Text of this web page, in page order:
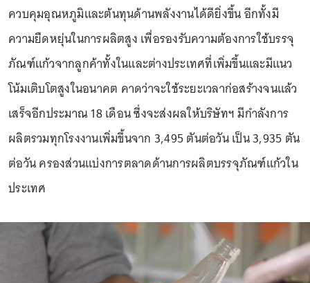
ควบคุมอุณหภูมิและต้นทุนด้านพลังงานได้ดียิ่งขึ้น อีกทั้งมี
ความยืดหยุ่นในการผลิตสูง เพื่อรองรับความต้องการใช้บรรจุ
ภัณฑ์แก้วจากลูกค้าทั้งในและต่างประเทศที่เพิ่มขึ้นและมีแนว
โน้มเติบโตสูงในอนาคต คาดว่าจะใช้ระยะเวลาก่อสร้างจนแล้ว
เสร็จอีกประมาณ 18 เดือน ซึ่งจะส่งผลให้บริษัทฯ มีกำลังการ
ผลิตรวมทุกโรงงานเพิ่มขึ้นจาก 3,495 ตันต่อวัน เป็น 3,935 ตัน
ต่อวัน ครองส่วนแบ่งการตลาดด้านการผลิตบรรจุภัณฑ์แก้วใน
ประเทศ